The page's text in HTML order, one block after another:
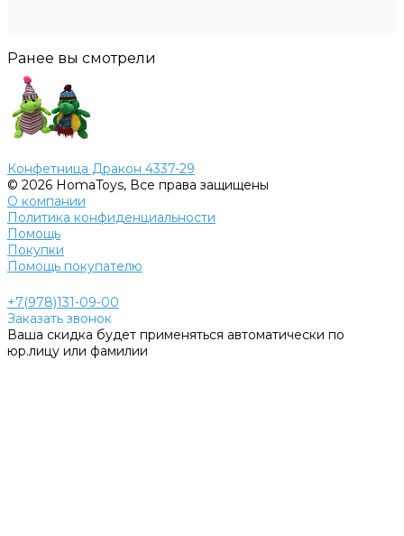
Ранее вы смотрели
Конфетница Дракон 4337-29
© 2026 HomaToys, Все права защищены
О компании
Политика конфиденциальности
Помощь
Покупки
Помощь покупателю
+7(978)131-09-00
Заказать звонок
Ваша скидка будет применяться автоматически по
юр.лицу или фамилии